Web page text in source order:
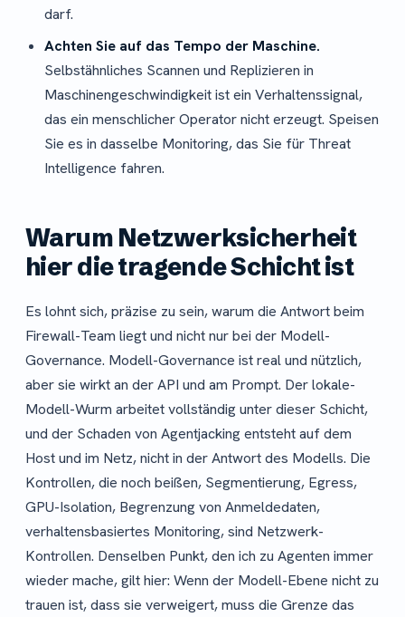
darf.
Achten Sie auf das Tempo der Maschine.
Selbstähnliches Scannen und Replizieren in
Maschinengeschwindigkeit ist ein Verhaltenssignal,
das ein menschlicher Operator nicht erzeugt. Speisen
Sie es in dasselbe Monitoring, das Sie für Threat
Intelligence fahren.
Warum Netzwerksicherheit
hier die tragende Schicht ist
Es lohnt sich, präzise zu sein, warum die Antwort beim
Firewall-Team liegt und nicht nur bei der Modell-
Governance. Modell-Governance ist real und nützlich,
aber sie wirkt an der API und am Prompt. Der lokale-
Modell-Wurm arbeitet vollständig unter dieser Schicht,
und der Schaden von Agentjacking entsteht auf dem
Host und im Netz, nicht in der Antwort des Modells. Die
Kontrollen, die noch beißen, Segmentierung, Egress,
GPU-Isolation, Begrenzung von Anmeldedaten,
verhaltensbasiertes Monitoring, sind Netzwerk-
Kontrollen. Denselben Punkt, den ich zu Agenten immer
wieder mache, gilt hier: Wenn der Modell-Ebene nicht zu
trauen ist, dass sie verweigert, muss die Grenze das